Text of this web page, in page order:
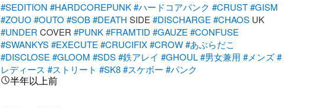
#SEDITION #HARDCOREPUNK #ハードコアパンク #CRUST #GISM
#ZOUO #OUTO #SOB #DEATH SIDE #DISCHARGE #CHAOS
UK
#UNDER COVER #PUNK #FRAMTID #GAUZE #CONFUSE
#SWANKYS #EXECUTE #CRUCIFIX #CROW #あぶらだこ
#DISCLOSE #GLOOM #SDS #鉄アレイ #GHOUL #男女兼用 #メンズ #
レディース #ストリート #SK8 #スケボー #パンク
半年以上前